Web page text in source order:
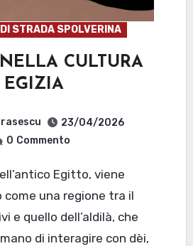
DI STRADA SPOLVERINA
CULTURA
EGIZIA
23/04/2026
0 Commento
come una regione tra il
e quello dell’aldilà, che
di interagire con dèi,